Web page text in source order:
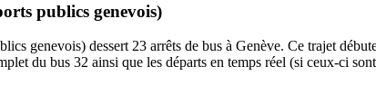
publics genevois)
genevois) dessert 23 arrêts de bus à Genève. Ce trajet
du bus 32 ainsi que les départs en temps réel (si ceux-ci